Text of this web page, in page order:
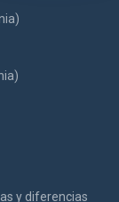
y diferencias